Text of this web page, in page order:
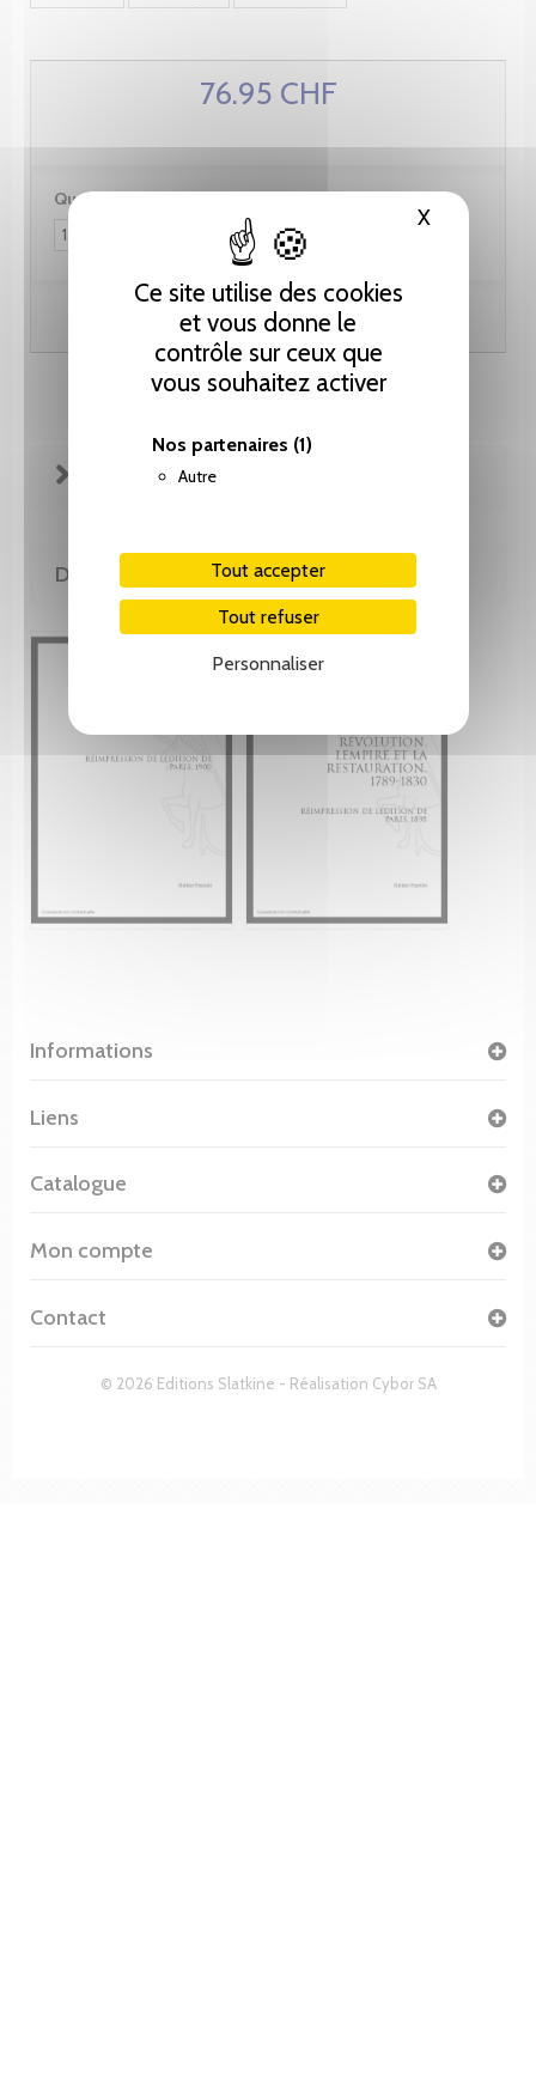
Ce site utilise des cookies
et vous donne le
contrôle sur ceux que
vous souhaitez activer
Nos partenaires (1)
Autre
Tout accepter
Tout refuser
Personnaliser
XMasquer
76.95 CHF
Quantité :
Ajouter au panier
FICHE TECHNIQUE
DE MÊME AUTEUR(E)
Informations
© 2026 Editions Slatkine - Réalisation Cybor SA
Liens
Catalogue
Mon compte
Contact